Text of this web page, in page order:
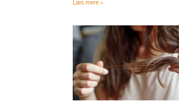
Læs mere »